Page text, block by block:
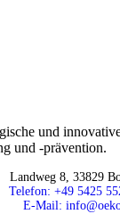
und
und -prävention.
Landweg 8, 33829
Telefon: +49 5425
E-Mail: